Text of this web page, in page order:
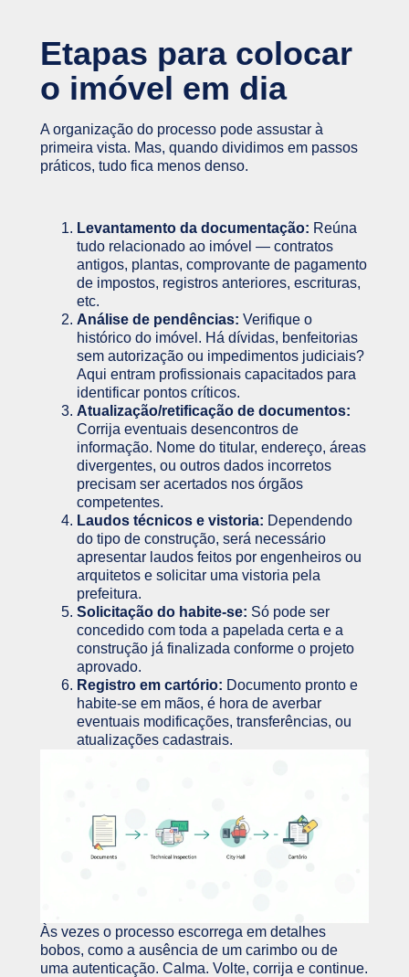
Etapas para colocar
o imóvel em dia
A organização do processo pode assustar à
primeira vista. Mas, quando dividimos em passos
práticos, tudo fica menos denso.
Levantamento da documentação: Reúna
tudo relacionado ao imóvel — contratos
antigos, plantas, comprovante de pagamento
de impostos, registros anteriores, escrituras,
etc.
Análise de pendências: Verifique o
histórico do imóvel. Há dívidas, benfeitorias
sem autorização ou impedimentos judiciais?
Aqui entram profissionais capacitados para
identificar pontos críticos.
Atualização/retificação de documentos:
Corrija eventuais desencontros de
informação. Nome do titular, endereço, áreas
divergentes, ou outros dados incorretos
precisam ser acertados nos órgãos
competentes.
Laudos técnicos e vistoria: Dependendo
do tipo de construção, será necessário
apresentar laudos feitos por engenheiros ou
arquitetos e solicitar uma vistoria pela
prefeitura.
Solicitação do habite-se: Só pode ser
concedido com toda a papelada certa e a
construção já finalizada conforme o projeto
aprovado.
Registro em cartório: Documento pronto e
habite-se em mãos, é hora de averbar
eventuais modificações, transferências, ou
atualizações cadastrais.
Às vezes o processo escorrega em detalhes
bobos, como a ausência de um carimbo ou de
uma autenticação. Calma. Volte, corrija e continue.